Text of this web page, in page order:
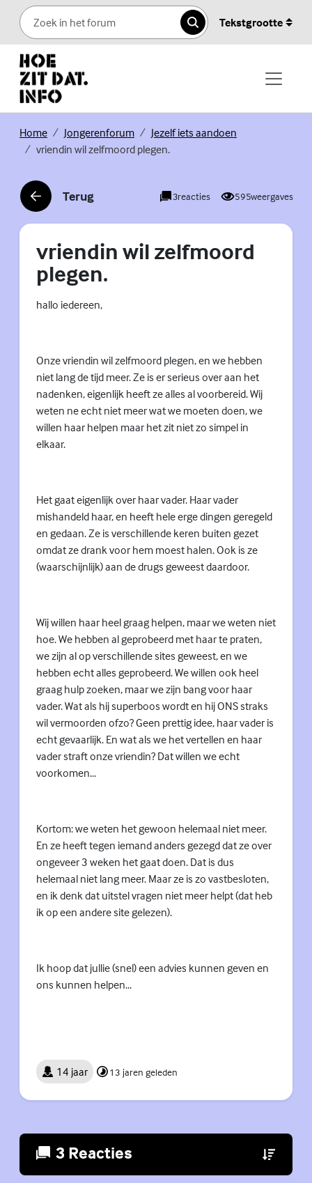
Skip to content
Zoeken
Tekstgrootte
Home(Externe link)
Jongerenforum(Externe link)
Jezelf iets aandoen
vriendin wil zelfmoord plegen.
Terug
(Externe link) 3reacties 595weergaves
vriendin wil zelfmoord
plegen.
hallo iedereen,
Onze vriendin wil zelfmoord plegen, en we hebben
niet lang de tijd meer. Ze is er serieus over aan het
nadenken, eigenlijk heeft ze alles al voorbereid. Wij
weten ne echt niet meer wat we moeten doen, we
willen haar helpen maar het zit niet zo simpel in
elkaar.
Het gaat eigenlijk over haar vader. Haar vader
mishandeld haar, en heeft hele erge dingen geregeld
en gedaan. Ze is verschillende keren buiten gezet
omdat ze drank voor hem moest halen. Ook is ze
(waarschijnlijk) aan de drugs geweest daardoor.
Wij willen haar heel graag helpen, maar we weten niet
hoe. We hebben al geprobeerd met haar te praten,
we zijn al op verschillende sites geweest, en we
hebben echt alles geprobeerd. We willen ook heel
graag hulp zoeken, maar we zijn bang voor haar
vader. Wat als hij superboos wordt en hij ONS straks
wil vermoorden ofzo? Geen prettig idee, haar vader is
echt gevaarlijk. En wat als we het vertellen en haar
vader straft onze vriendin? Dat willen we echt
voorkomen...
Kortom: we weten het gewoon helemaal niet meer.
En ze heeft tegen iemand anders gezegd dat ze over
ongeveer 3 weken het gaat doen. Dat is dus
helemaal niet lang meer. Maar ze is zo vastbesloten,
en ik denk dat uitstel vragen niet meer helpt (dat heb
ik op een andere site gelezen).
Ik hoop dat jullie (snel) een advies kunnen geven en
ons kunnen helpen...
14 jaar 13 jaren geleden
3 Reacties (Externe